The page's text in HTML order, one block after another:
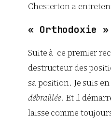
Chesterton a
« Orthodoxie
Suite à ce premier
destructeur des
sa position. Je suis
débraillée. Et il
laisse comme